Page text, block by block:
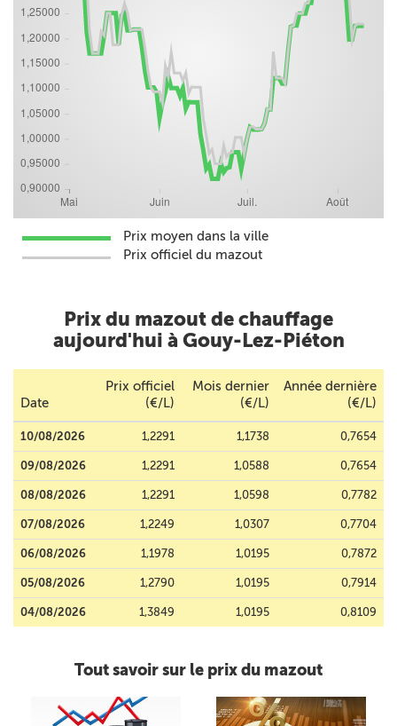
Prix moyen dans la ville
Prix officiel du mazout
Prix du mazout de chauffage
aujourd'hui à Gouy-Lez-Piéton
Date
Prix officiel
(€/L)
Mois dernier
(€/L)
Année dernière
(€/L)
10/08/2026 1,2291 1,1738 0,7654
09/08/2026 1,2291 1,0588 0,7654
08/08/2026 1,2291 1,0598 0,7782
07/08/2026 1,2249 1,0307 0,7704
06/08/2026 1,1978 1,0195 0,7872
05/08/2026 1,2790 1,0195 0,7914
04/08/2026 1,3849 1,0195 0,8109
Tout savoir sur le prix du mazout